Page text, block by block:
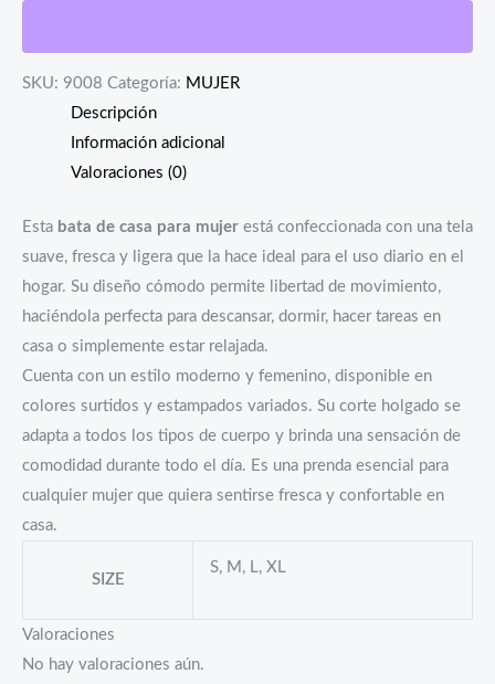
SKU: 9008 Categoría: MUJER
Descripción
Información adicional
Valoraciones (0)
Esta bata de casa para mujer está confeccionada con una tela
suave, fresca y ligera que la hace ideal para el uso diario en el
hogar. Su diseño cómodo permite libertad de movimiento,
haciéndola perfecta para descansar, dormir, hacer tareas en
casa o simplemente estar relajada.
Cuenta con un estilo moderno y femenino, disponible en
colores surtidos y estampados variados. Su corte holgado se
adapta a todos los tipos de cuerpo y brinda una sensación de
comodidad durante todo el día. Es una prenda esencial para
cualquier mujer que quiera sentirse fresca y confortable en
casa.
SIZE
S, M, L, XL
Valoraciones
No hay valoraciones aún.